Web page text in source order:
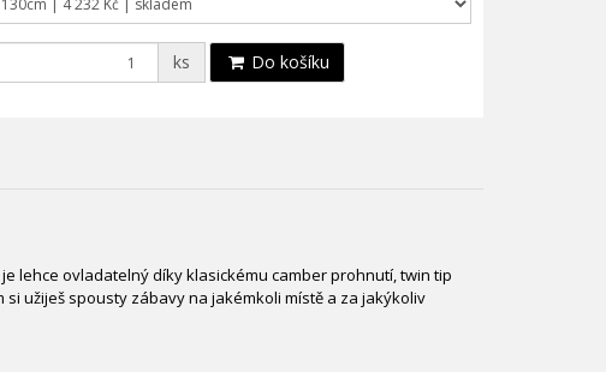
ks Do košíku
lehce ovladatelný díky klasickému camber prohnutí, twin tip
užiješ spousty zábavy na jakémkoli místě a za jakýkoliv